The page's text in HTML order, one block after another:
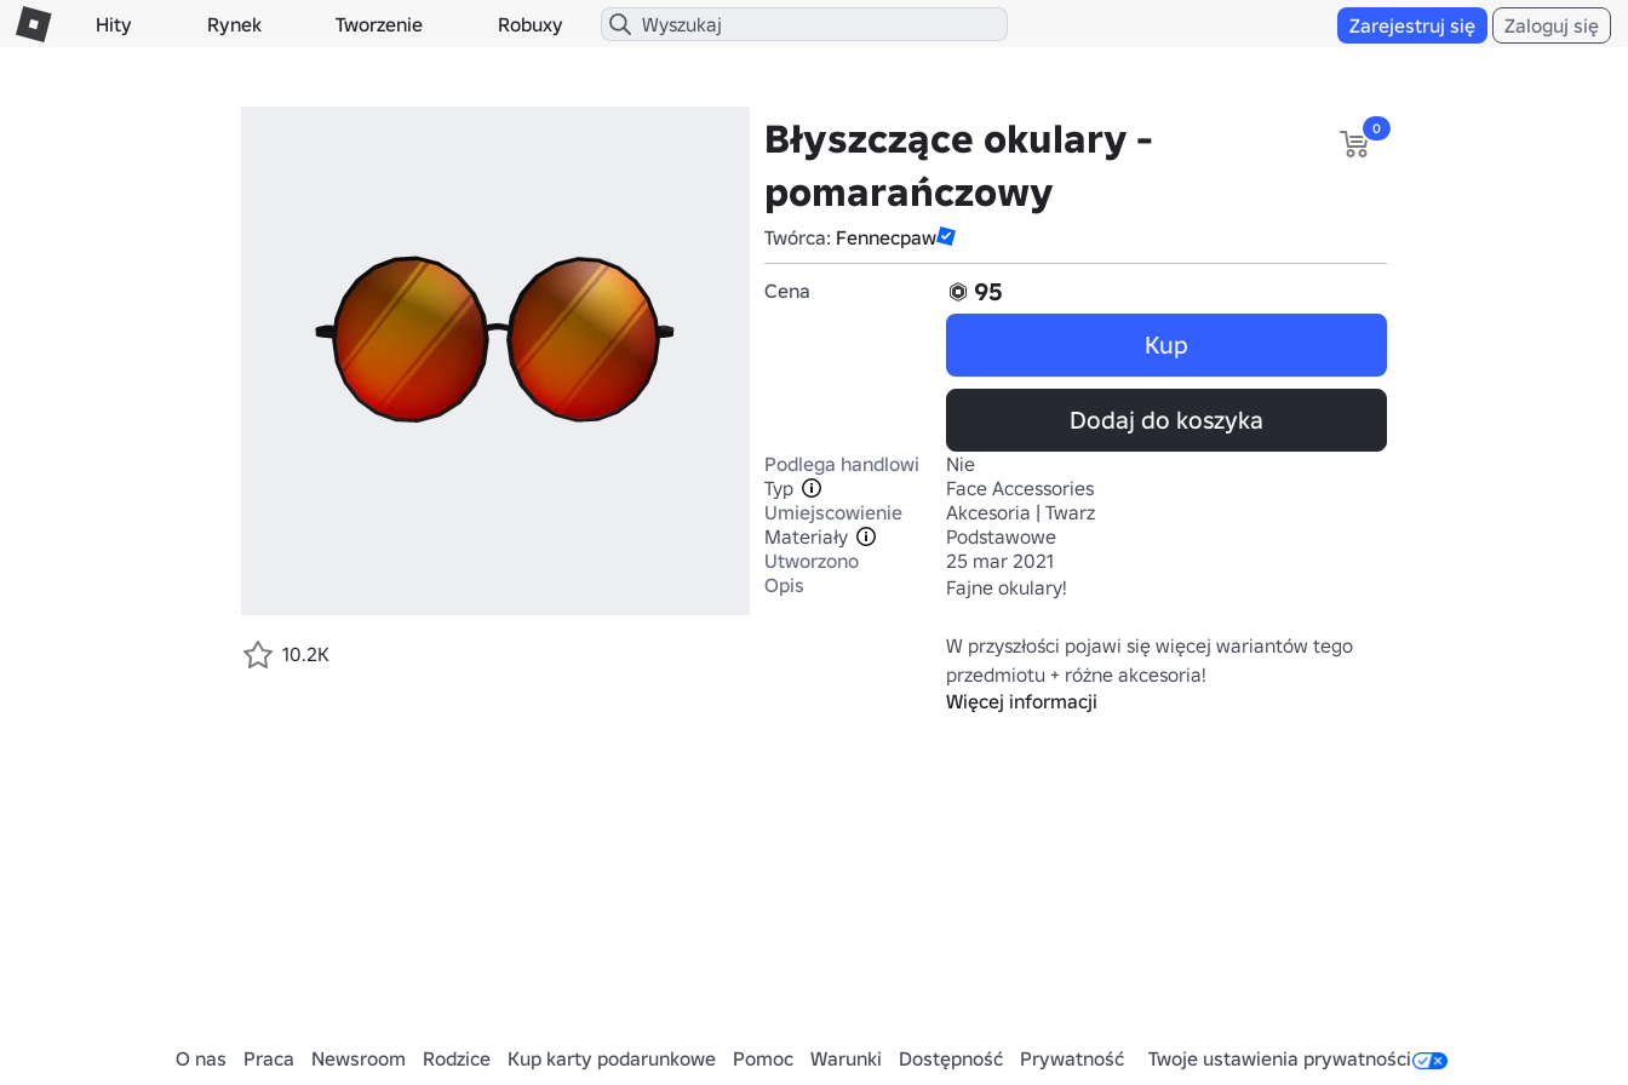
Hity Rynek Tworzenie Robuxy Zarejestruj się Zaloguj się
Błyszczące okulary -
pomarańczowy
Twórca: Fennecpaw
0
Cena
95
Kup
Dodaj do koszyka
Podlega handlowi
Nie
Typ
Face Accessories
Umiejscowienie
Akcesoria | Twarz
Materiały
Podstawowe
Utworzono
25 mar 2021
Opis
Fajne okulary!
W przyszłości pojawi się więcej wariantów tego
przedmiotu + różne akcesoria!
Więcej informacji
10.2K
O nas Praca Newsroom Rodzice Kup karty podarunkowe Pomoc Warunki Dostępność Prywatność Twoje ustawienia prywatności